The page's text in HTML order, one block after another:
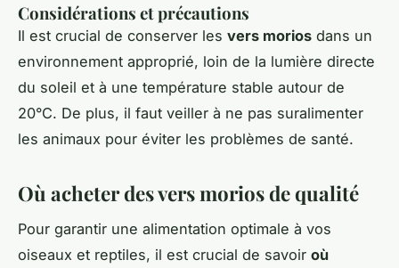
Considérations et précautions
Il est crucial de conserver les vers morios dans un
environnement approprié, loin de la lumière directe
du soleil et à une température stable autour de
20°C. De plus, il faut veiller à ne pas suralimenter
les animaux pour éviter les problèmes de santé.
Où acheter des vers morios de qualité
Pour garantir une alimentation optimale à vos
oiseaux et reptiles, il est crucial de savoir où